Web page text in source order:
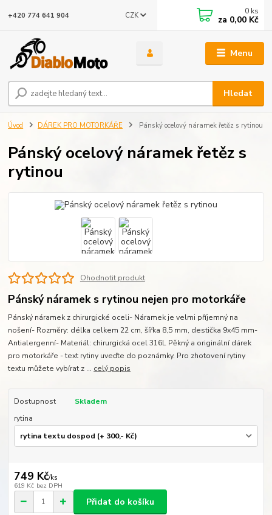
Menu
CZK
Hledat
+420 774 641 904 0 ks
za 0,00 Kč
Úvod DÁREK PRO MOTORKÁŘE Pánský ocelový náramek řetěz s rytinou
Pánský ocelový náramek řetěz s
rytinou
Ohodnotit produkt
Pánský náramek s rytinou nejen pro motorkáře
Pánský náramek z chirurgické oceli- Náramek je velmi příjemný na
nošení- Rozměry: délka celkem 22 cm, šířka 8,5 mm, destička 9x45 mm-
Antialergenní- Materiál: chirurgická ocel 316L Pěkný a originální dárek
pro motorkáře - text rytiny uveďte do poznámky. Pro zhotovení rytiny
textu můžete vybírat z ... celý popis
Dostupnost
Skladem
rytina
749 Kč/ks
619 Kč bez DPH
Přidat do košíku